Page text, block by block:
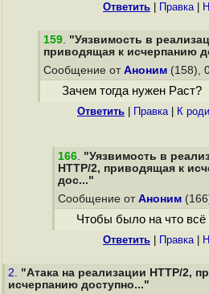
Ответить Правка|
159. "Уязвимость в
приводящая к исчерпанию
Сообщение от Аноним (158),
Зачем тогда нужен Раст?
Ответить Правка| К
166. "Уязвимость в
HTTP/2, приводящая к
дос..."
Сообщение от Аноним
Чтобы было на что всё
Ответить Правка|
2. "Атака на реализации HTTP/2,
исчерпанию доступно..."